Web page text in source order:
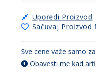
Sačuvaj Proizvod
Uporedi Proizvod
Sve cene važe samo
Obavesti me kad